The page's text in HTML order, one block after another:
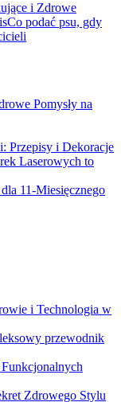
i Zdrowe
Co podać psu, gdy
Pomysły na
Przepisy i Dekoracje
Laserowych to
11-Miesięcznego
i Technologia w
przewodnik
Zdrowego Stylu